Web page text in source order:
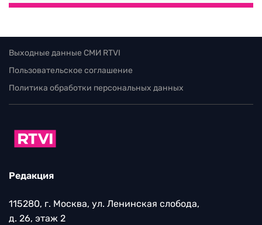
Выходные данные СМИ RTVI
Пользовательское соглашение
Политика обработки персональных данных
Редакция
115280, г. Москва, ул. Ленинская слобода,
д. 26, этаж 2